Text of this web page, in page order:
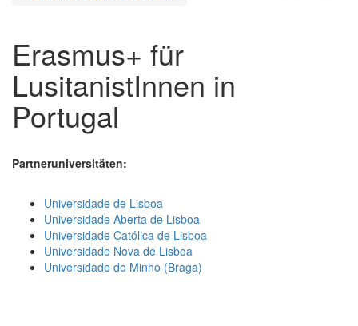
Erasmus+ für
LusitanistInnen in
Portugal
Partneruniversitäten:
Universidade de Lisboa
Universidade Aberta de Lisboa
Universidade Católica de Lisboa
Universidade Nova de Lisboa
Universidade do Minho (Braga)